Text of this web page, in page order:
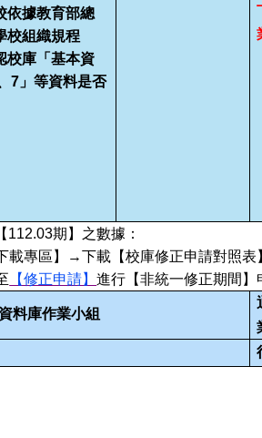
依據教育部總
校組織規程
校庫「基本資
7」等資料是否
【 112.03期】之數據：
載專區】→下載【校庫修正申請對照表
【修正申請】進行【非統一修正期間】
料庫作業小組